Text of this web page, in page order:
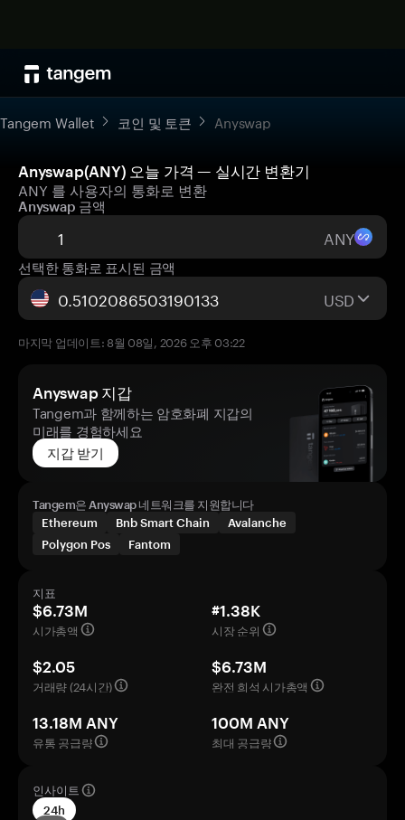
Tangem Wallet 코인 및 토큰 Anyswap
Anyswap(ANY) 오늘 가격 — 실시간 변환기
ANY 를 사용자의 통화로 변환
Anyswap 금액
ANY
선택한 통화로 표시된 금액
USD
마지막 업데이트: 8월 08일, 2026 오후 03:22
Anyswap 지갑
Tangem과 함께하는 암호화폐 지갑의
미래를 경험하세요
지갑 받기
Tangem은 Anyswap 네트워크를 지원합니다
Ethereum
Bnb Smart Chain
Avalanche
Polygon Pos
Fantom
지표
$6.73M
시가총액
#1.38K
시장 순위
$2.05
거래량 (24시간)
$6.73M
완전 희석 시가총액
13.18M ANY
유통 공급량
100M ANY
최대 공급량
인사이트
24h